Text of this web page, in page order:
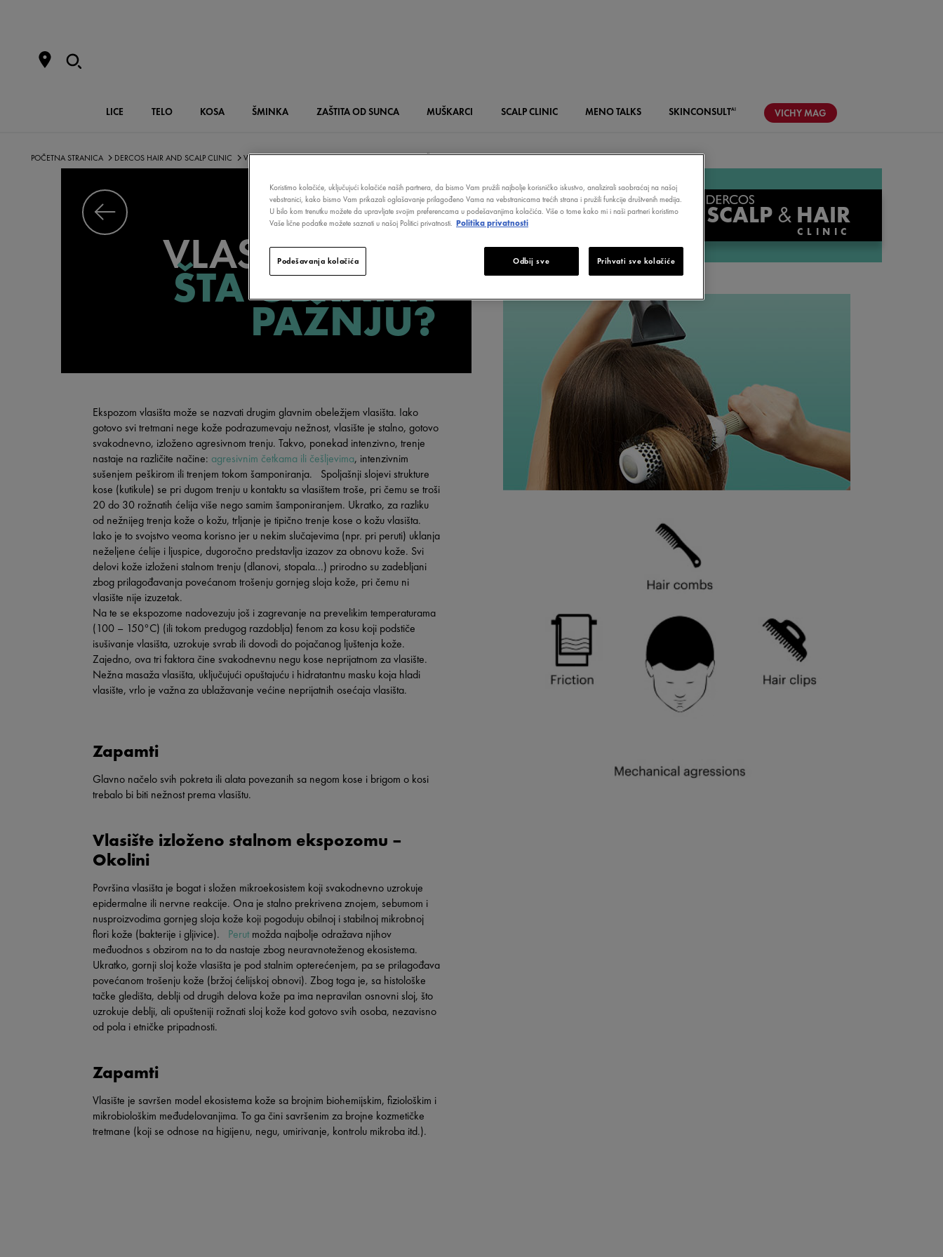
LICE TELO KOSA ŠMINKA ZAŠTITA OD SUNCA MUŠKARCI SCALPCLINIC MENOTALKS SKINCONSULTAI VICHYMAG
POČETNA STRANICA DERCOS HAIR AND SCALP CLINIC VLASIŠTU IRITACIJA VLASIŠTA - NA ŠTA OBRATITI PAŽNJU?
IRITACIJA
VLASIŠTA- NA
ŠTA OBRATITI
PAŽNJU?
Ekspozom vlasišta može se nazvati drugim glavnim obeležjem vlasišta. Iako
gotovo svi tretmani nege kože podrazumevaju nežnost, vlasište je stalno, gotovo
svakodnevno, izloženo agresivnom trenju. Takvo, ponekad intenzivno, trenje
nastaje na različite načine: agresivnim četkama ili češljevima, intenzivnim
sušenjem peškirom ili trenjem tokom šamponiranja. Spoljašnji slojevi strukture
kose (kutikule) se pri dugom trenju u kontaktu sa vlasištem troše, pri čemu se troši
20 do 30 rožnatih ćelija više nego samim šamponiranjem. Ukratko, za razliku
od nežnijeg trenja kože o kožu, trljanje je tipično trenje kose o kožu vlasišta.
Iako je to svojstvo veoma korisno jer u nekim slučajevima (npr. pri peruti) uklanja
neželjene ćelije i ljuspice, dugoročno predstavlja izazov za obnovu kože. Svi
delovi kože izloženi stalnom trenju (dlanovi, stopala...) prirodno su zadebljani
zbog prilagođavanja povećanom trošenju gornjeg sloja kože, pri čemu ni
vlasište nije izuzetak.
Na te se ekspozome nadovezuju još i zagrevanje na prevelikim temperaturama
(100 – 150°C) (ili tokom predugog razdoblja) fenom za kosu koji podstiče
isušivanje vlasišta, uzrokuje svrab ili dovodi do pojačanog ljuštenja kože.
Zajedno, ova tri faktora čine svakodnevnu negu kose neprijatnom za vlasište.
Nežna masaža vlasišta, uključujući opuštajuću i hidratantnu masku koja hladi
vlasište, vrlo je važna za ublažavanje većine neprijatnih osećaja vlasišta.
Zapamti
Glavno načelo svih pokreta ili alata povezanih sa negom kose i brigom o kosi
trebalo bi biti nežnost prema vlasištu.
Vlasište izloženo stalnom ekspozomu –
Okolini
Površina vlasišta je bogat i složen mikroekosistem koji svakodnevno uzrokuje
epidermalne ili nervne reakcije. Ona je stalno prekrivena znojem, sebumom i
nusproizvodima gornjeg sloja kože koji pogoduju obilnoj i stabilnoj mikrobnoj
flori kože (bakterije i gljivice). Perutmožda najbolje odražava njihov
međuodnos s obzirom na to da nastaje zbog neuravnoteženog ekosistema.
Ukratko, gornji sloj kože vlasišta je pod stalnim opterećenjem, pa se prilagođava
povećanom trošenju kože (bržoj ćelijskoj obnovi). Zbog toga je, sa histološke
tačke gledišta, deblji od drugih delova kože pa ima nepravilan osnovni sloj, što
uzrokuje deblji, ali opušteniji rožnati sloj kože kod gotovo svih osoba, nezavisno
od pola i etničke pripadnosti.
Zapamti
Vlasište je savršen model ekosistema kože sa brojnim biohemijskim, fiziološkim i
mikrobiološkim međudelovanjima. To ga čini savršenim za brojne kozmetičke
tretmane (koji se odnose na higijenu, negu, umirivanje, kontrolu mikroba itd.).
SCALP& HAIR
CLINIC
Koristimo kolačiće, uključujući kolačiće naših partnera, da bismo Vam pružili najbolje korisničko iskustvo, analizirali saobraćaj na našoj
vebstranici, kako bismo Vam prikazali oglašavanje prilagođeno Vama na vebstranicama trećih strana i pružili funkcije društvenih medija.
U bilo kom trenutku možete da upravljate svojim preferencama u podešavanjima kolačića. Više o tome kako mi i naši partneri koristimo
Vaše lične podatke možete saznati u našoj Politici privatnosti. Politika privatnosti
Odbij sve Prihvati sve kolačiće
Podešavanja kolačića